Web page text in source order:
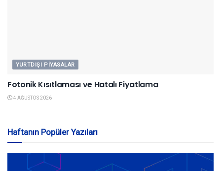
YURTDIŞI PIYASALAR
Fotonik Kısıtlaması ve Hatalı Fiyatlama
4 AĞUSTOS 2026
Haftanın Popüler Yazıları